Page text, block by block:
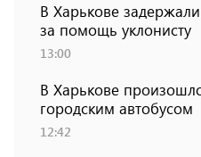
В Харькове
за помощь уклонисту
13:00
В Харькове
городским автобусом
12:42